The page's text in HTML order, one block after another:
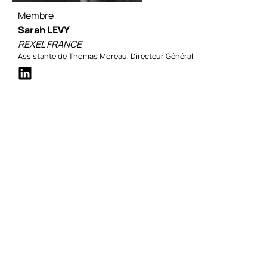
Membre
Sarah LEVY
REXEL FRANCE
Assistante de Thomas Moreau, Directeur Général